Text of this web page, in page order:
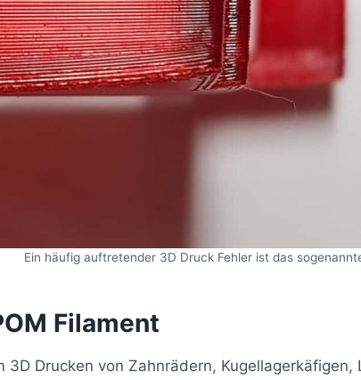
Ein häufig auftretender 3D Druck Fehler ist das
Filament
Drucken von Zahnrädern,